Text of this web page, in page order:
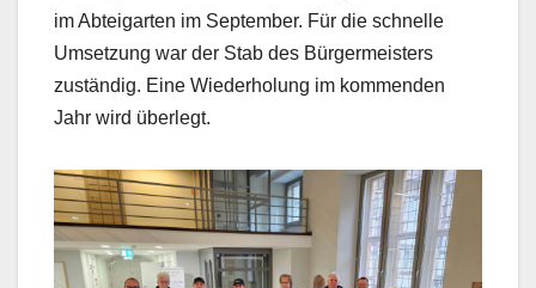
im Abteigarten im September. Für die schnelle
Umsetzung war der Stab des Bürgermeisters
zuständig. Eine Wiederholung im kommenden
Jahr wird überlegt.